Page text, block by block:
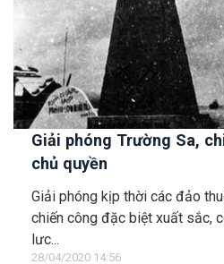
Giải phóng Trường Sa,
chủ quyền
Giải phóng kịp thời các đảo
chiến công đặc biệt xuất sắc,
lực...
28/04/2020 14:56